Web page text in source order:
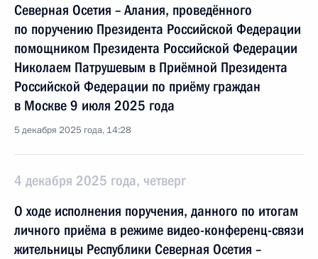
Северная Осетия – Алания, проведённого
по поручению Президента Российской Федерации
помощником Президента Российской Федерации
Николаем Патрушевым в Приёмной Президента
Российской Федерации по приёму граждан
в Москве 9 июля 2025 года
5 декабря 2025 года, 14:28
4 декабря 2025 года, четверг
О ходе исполнения поручения, данного по итогам
личного приёма в режиме видео-конференц-связи
жительницы Республики Северная Осетия –